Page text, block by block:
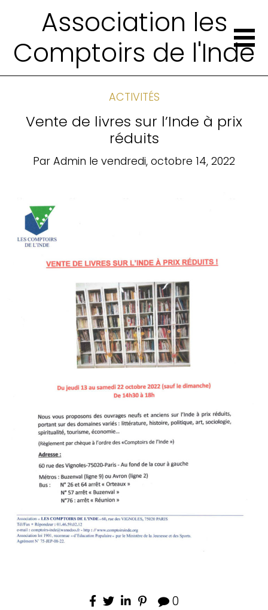
Association les
Comptoirs de l'Inde
ACTIVITÉS
Vente de livres sur l’Inde à prix
réduits
Par Admin le vendredi, octobre 14, 2022
0